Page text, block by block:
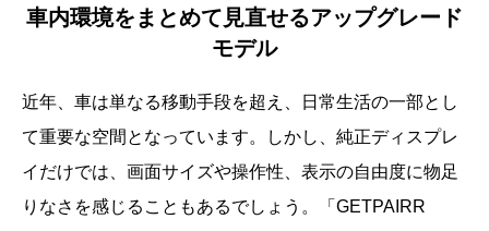
車内環境をまとめて見直せるアップグレード
モデル
近年、車は単なる移動手段を超え、日常生活の一部とし
て重要な空間となっています。しかし、純正ディスプレ
イだけでは、画面サイズや操作性、表示の自由度に物足
りなさを感じることもあるでしょう。「GETPAIRR